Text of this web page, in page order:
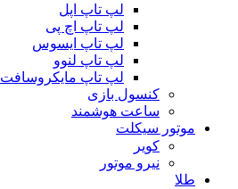
لپ تاپ اپل
لپ تاپ اچ پی
لپ تاپ ایسوس
لپ تاپ لنوو
لپ تاپ مایکروسافت
کنسول بازی
ساعت هوشمند
موتور سیکلت
کویر
نیرو موتور
طلا